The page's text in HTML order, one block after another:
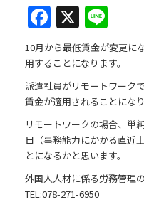
F
a
c
e
b
o
o
k
X
n
e
10月から最低賃金が変更に
用することになります。
派遣社員がリモートワーク
賃金が適用されることになり
リモートワークの場合、単
日（事務能力にかかる直近
とになるかと思います。
外国人人材に係る労務管理
TEL:078-271-6950